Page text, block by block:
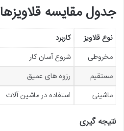
جدول مقایسه قلاویزها
نوع قلاویز کاربرد
مخروطی
شروع آسان کار
مستقیم
رزوه های عمیق
ماشینی
استفاده در ماشین آلات
نتیجه گیری